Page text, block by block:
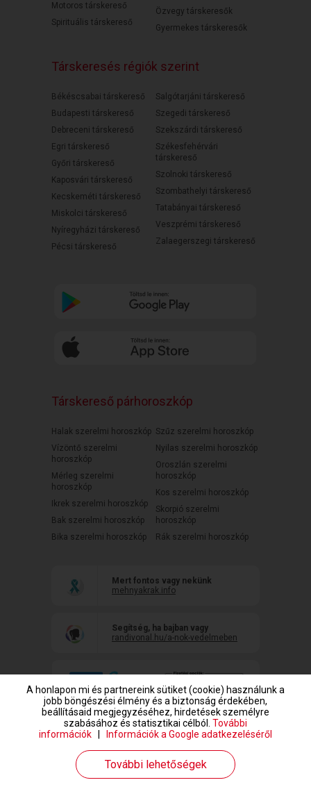
Motoros társkereső
Spirituális társkereső
Özvegy társkeresők
Gyermekes társkeresők
Társkeresés régiók szerint
Békéscsabai társkereső
Budapesti társkereső
Debreceni társkereső
Egri társkereső
Győri társkereső
Kaposvári társkereső
Kecskeméti társkereső
Miskolci társkereső
Nyíregyházi társkereső
Pécsi társkereső
Salgótarjáni társkereső
Szegedi társkereső
Szekszárdi társkereső
Székesfehérvári
társkereső
Szolnoki társkereső
Szombathelyi társkereső
Tatabányai társkereső
Veszprémi társkereső
Zalaegerszegi társkereső
Társkereső párhoroszkóp
Halak szerelmi horoszkóp
Vízöntő szerelmi
horoszkóp
Mérleg szerelmi
horoszkóp
Ikrek szerelmi horoszkóp
Bak szerelmi horoszkóp
Bika szerelmi horoszkóp
Szűz szerelmi horoszkóp
Nyilas szerelmi horoszkóp
Oroszlán szerelmi
horoszkóp
Kos szerelmi horoszkóp
Skorpió szerelmi
horoszkóp
Rák szerelmi horoszkóp
Mert fontos vagy nekünk
mehnyakrak.info
Segítség, ha bajban vagy
randivonal.hu/a-nok-vedelmeben
www.randivonal.hu © Copyright 1999-2026 Dating Central Europe Zrt.
A honlapon mi és partnereink sütiket (cookie) használunk a
jobb böngészési élmény és a biztonság érdekében,
beállításaid megjegyzéséhez, hirdetések személyre
szabásához és statisztikai célból. További
információk
Információk a Google adatkezeléséről
További lehetőségek